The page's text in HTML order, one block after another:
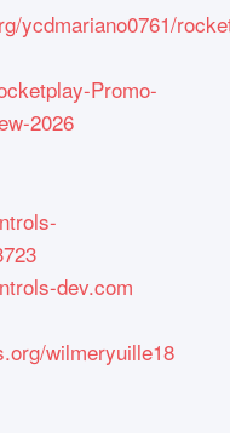
ycdmariano0761/
Promo-
2026
dev.com
wilmeryuille18